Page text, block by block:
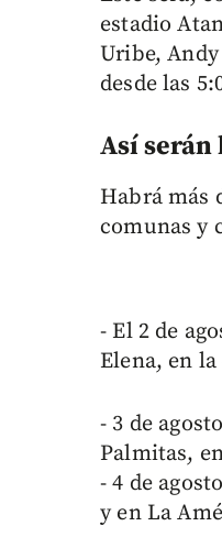
estadio
Uribe,
desde las
Así serán
Habrá más
comunas y
- El 2 de
Elena, en
- 3 de
Palmitas,
- 4 de
y en La